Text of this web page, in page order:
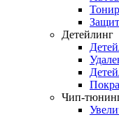
Детейлинг
Чип-